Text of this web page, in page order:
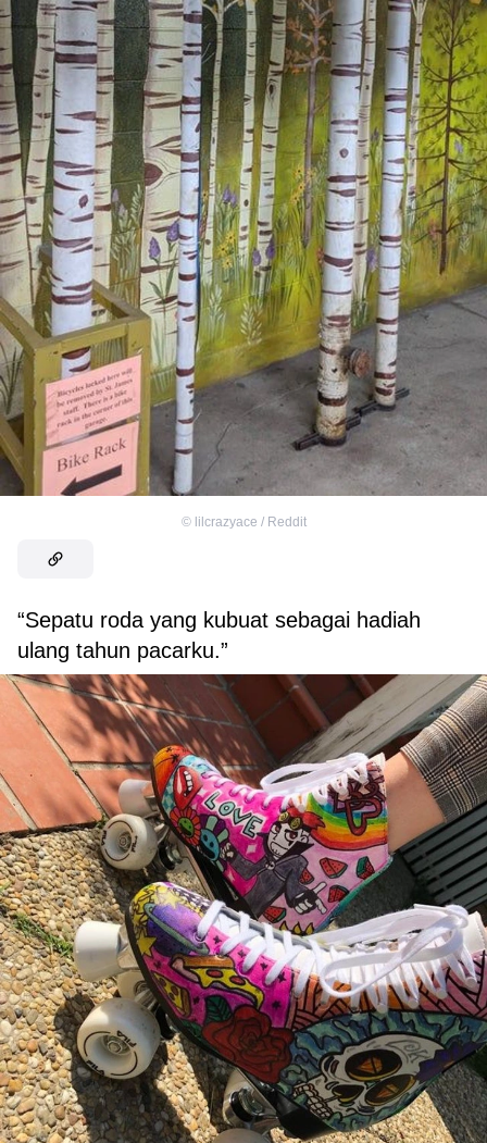
© lilcrazyace / Reddit
“Sepatu roda yang kubuat sebagai hadiah
ulang tahun pacarku.”